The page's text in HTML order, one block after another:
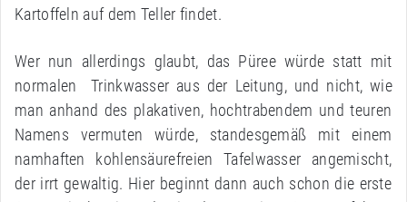
Kartoffeln auf dem Teller findet.
Wer nun allerdings glaubt, das Püree würde statt mit
normalen Trinkwasser aus der Leitung, und nicht, wie
man anhand des plakativen, hochtrabendem und teuren
Namens vermuten würde, standesgemäß mit einem
namhaften kohlensäurefreien Tafelwasser angemischt,
der irrt gewaltig. Hier beginnt dann auch schon die erste